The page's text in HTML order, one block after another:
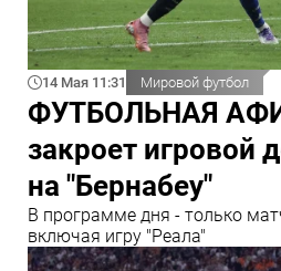
14 Мая 11:31 Мировой футбол
ФУТБОЛЬНАЯ
закроет игровой
на "Бернабеу"
В программе дня - только
включая игру "Реала"